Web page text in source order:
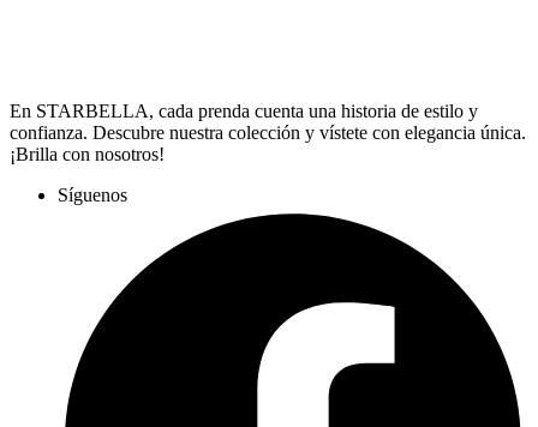
En STARBELLA, cada prenda cuenta una historia de estilo y
confianza. Descubre nuestra colección y vístete con elegancia única.
¡Brilla con nosotros!
Síguenos